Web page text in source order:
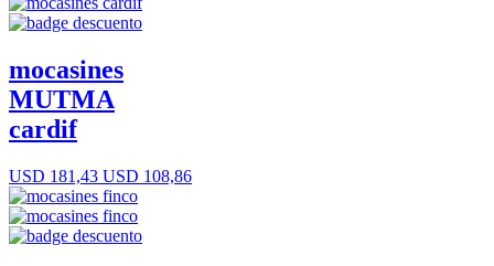
mocasines
MUTMA
cardif
USD 181,43 USD 108,86